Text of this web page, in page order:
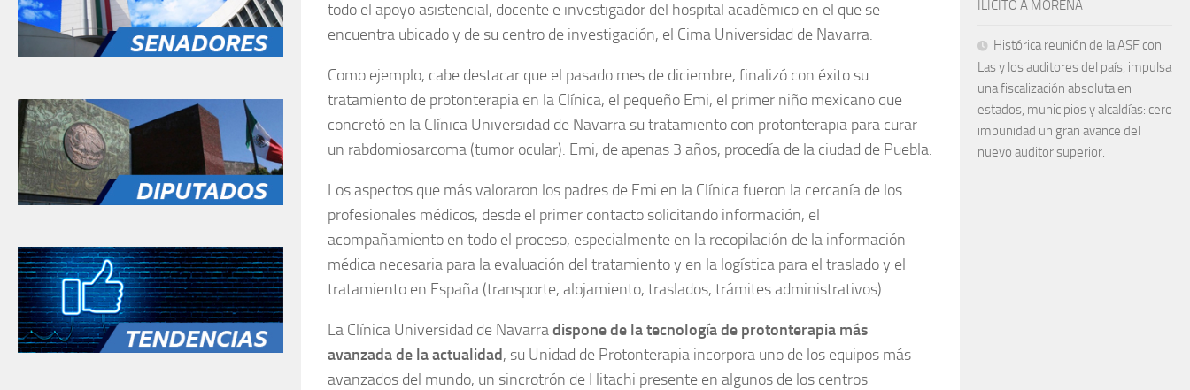
todo el apoyo asistencial, docente e investigador del hospital académico en el que se
encuentra ubicado y de su centro de investigación, el Cima Universidad de Navarra.
Como ejemplo, cabe destacar que el pasado mes de diciembre, finalizó con éxito su
tratamiento de protonterapia en la Clínica, el pequeño Emi, el primer niño mexicano que
concretó en la Clínica Universidad de Navarra su tratamiento con protonterapia para curar
un rabdomiosarcoma (tumor ocular). Emi, de apenas 3 años, procedía de la ciudad de Puebla.
Los aspectos que más valoraron los padres de Emi en la Clínica fueron la cercanía de los
profesionales médicos, desde el primer contacto solicitando información, el
acompañamiento en todo el proceso, especialmente en la recopilación de la información
médica necesaria para la evaluación del tratamiento y en la logística para el traslado y el
tratamiento en España (transporte, alojamiento, traslados, trámites administrativos).
La Clínica Universidad de Navarradispone de la tecnología de protonterapia más
avanzada de la actualidad, su Unidad de Protonterapia incorpora uno de los equipos más
avanzados del mundo, un sincrotrón de Hitachi presente en algunos de los centros
ILÍCITO A MORENA
Histórica reunión de la ASF con
Las y los auditores del país, impulsa
una fiscalización absoluta en
estados, municipios y alcaldías: cero
impunidad un gran avance del
nuevo auditor superior.